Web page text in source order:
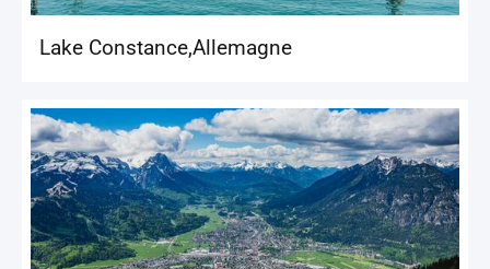
Lake Constance,Allemagne